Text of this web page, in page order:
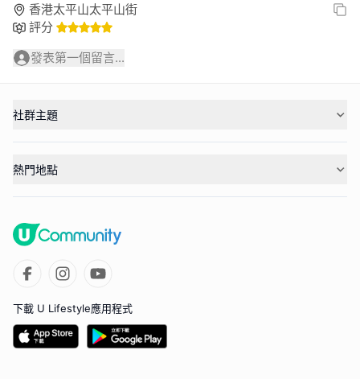
香港太平山太平山街
評分
發表第一個留言...
社群主題
熱門地點
下載 U Lifestyle應用程式